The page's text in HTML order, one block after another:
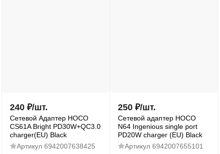
240 ₽/шт.
Сетевой Адаптер HOCO
CS61A Bright PD30W+QC3.0
charger(EU) Black
Артикул 6942007638425
250 ₽/шт.
Сетевой адаптер HOCO
N64 Ingenious single port
PD20W charger (EU) Black
Артикул 6942007655101